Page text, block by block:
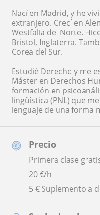
Precio
Primera clase
20€/h
5 € Suplemento a
Nací en Madrid, y he
extranjero. Crecí en
Westfalia del Norte.
Bristol, Inglaterra.
Corea del Sur.
Estudié Derecho y me
Máster en Derechos
formación en
lingüística (PNL) que
lenguaje de una forma